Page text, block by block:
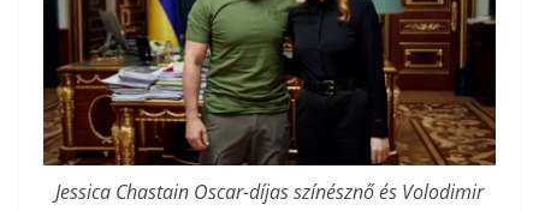
Jessica Chastain Oscar-díjas színésznő és Volodimir